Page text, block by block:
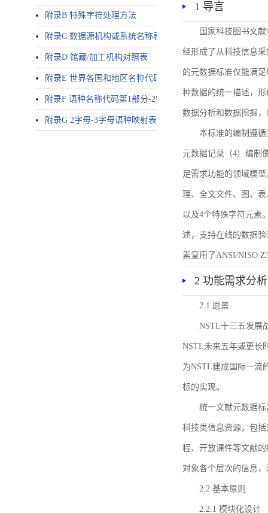
附录B 特殊字符处理方法
附录C 数据源机构或系统名称表
附录D 馆藏/加工机构对照表
附录E 世界各国和地区名称代码-2字母代码（GB/T 2659-
附录F 语种名称代码第1部分-2字母代码（GB/T 4880.1-2005
附录G 2字母-3字母语种映射表
1 导言
国家科技图书文
经形成了从科技信息
的元数据标准仅能满
种数据的统一描述，
数据分析和数据挖掘
本标准的编制遵
元数据记录（4）编制
足需求功能的领域模
理、全文文件、图、
以及4个特殊字符元素
述，支持在线的数据
素复用了ANSI/NISO
2 功能需求分析
2.1 愿景
NSTL十三五发展
NSTL未来五年或更长
为NSTL建成国际一流
标的实现。
统一文献元数据
科技类信息资源，包
程、开放课件等文献
对象各个层次的信息
2.2 基本原则
2.2.1 模块化设计